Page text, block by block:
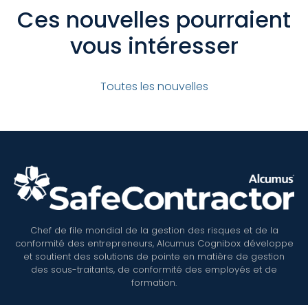
Ces nouvelles pourraient
vous intéresser
Toutes les nouvelles
Chef de file mondial de la gestion des risques et de la
conformité des entrepreneurs, Alcumus Cognibox développe
et soutient des solutions de pointe en matière de gestion
des sous-traitants, de conformité des employés et de
formation.